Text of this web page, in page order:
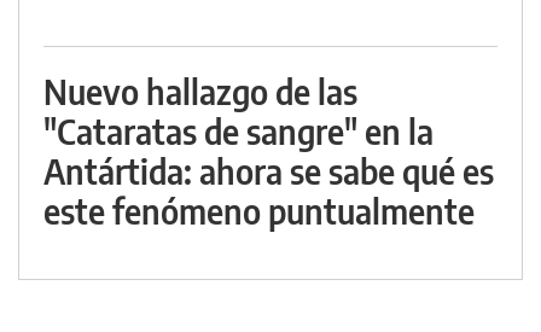
Nuevo hallazgo de las
"Cataratas de sangre" en la
Antártida: ahora se sabe qué es
este fenómeno puntualmente